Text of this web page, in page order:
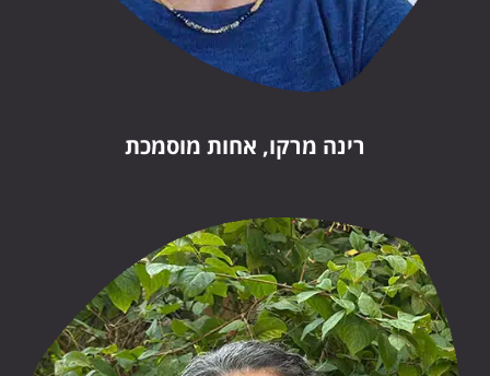
רינה מרקו, אחות מוסמכת